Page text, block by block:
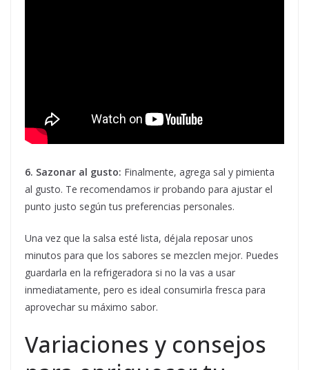
6. Sazonar al gusto: Finalmente, agrega sal y pimienta
al gusto. Te recomendamos ir probando para ajustar el
punto justo según tus preferencias personales.
Una vez que la salsa esté lista, déjala reposar unos
minutos para que los sabores se mezclen mejor. Puedes
guardarla en la refrigeradora si no la vas a usar
inmediatamente, pero es ideal consumirla fresca para
aprovechar su máximo sabor.
Variaciones y consejos